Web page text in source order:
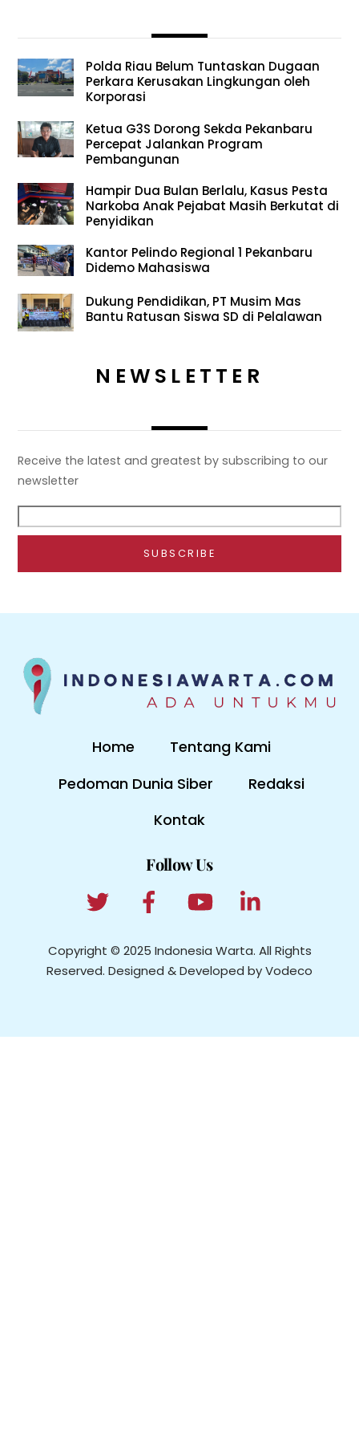
Polda Riau Belum Tuntaskan Dugaan
Perkara Kerusakan Lingkungan oleh
Korporasi
Ketua G3S Dorong Sekda Pekanbaru
Percepat Jalankan Program
Pembangunan
Hampir Dua Bulan Berlalu, Kasus Pesta
Narkoba Anak Pejabat Masih Berkutat di
Penyidikan
Kantor Pelindo Regional 1 Pekanbaru
Didemo Mahasiswa
Dukung Pendidikan, PT Musim Mas
Bantu Ratusan Siswa SD di Pelalawan
NEWSLETTER
Receive the latest and greatest by subscribing to our
newsletter
Home
Tentang Kami
Pedoman Dunia Siber
Redaksi
Kontak
Follow Us
Copyright © 2025 Indonesia Warta. All Rights
Reserved. Designed & Developed by Vodeco